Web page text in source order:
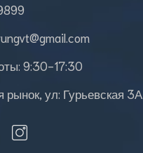
9:30-17:30
рынок, ул: Гурьевская 3А